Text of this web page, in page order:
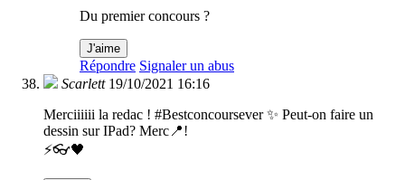
Du premier concours ?
J'aime
Répondre Signaler un abus
Scarlett 19/10/2021 16:16
Merciiiiii la redac ! #Bestconcoursever ✨ Peut-on faire un
dessin sur IPad? Merc📍!
⚡️👓🖤